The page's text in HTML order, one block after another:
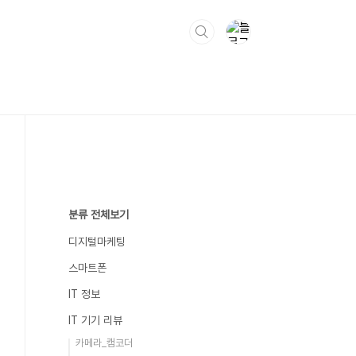
분류 전체보기
디지털마케팅
스마트폰
IT 정보
IT 기기 리뷰
카메라_캠코더